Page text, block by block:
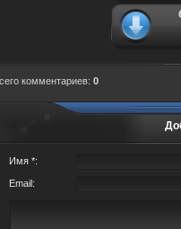
комментариев: 0
Имя *:
Email: